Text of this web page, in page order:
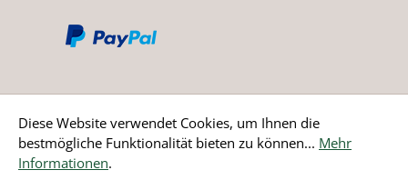
Bestellung widerrufen
Diese Website verwendet Cookies, um Ihnen die
bestmögliche Funktionalität bieten zu können... Mehr
Informationen.